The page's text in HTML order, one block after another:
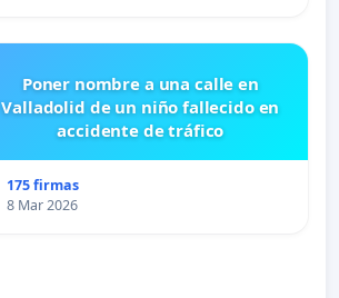
Poner nombre a una calle en
Valladolid de un niño fallecido en
accidente de tráfico
175 firmas
8 Mar 2026